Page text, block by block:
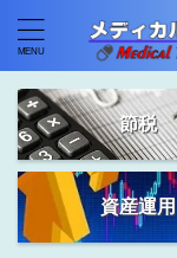
節税
資産運用